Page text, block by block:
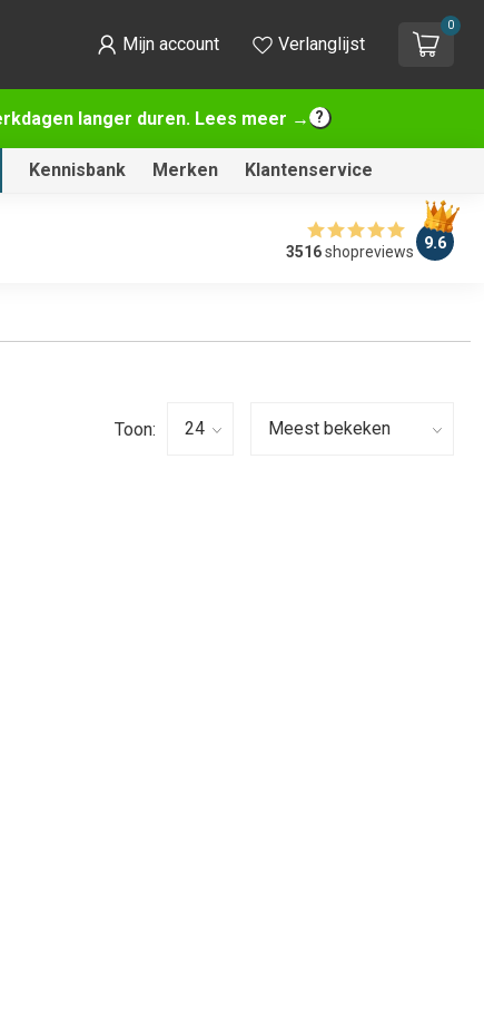
langer duren. Lees meer →
Mijn account Verlanglijst
0
Kennisbank Merken Klantenservice
3516shopreviews 9.6
Toon: